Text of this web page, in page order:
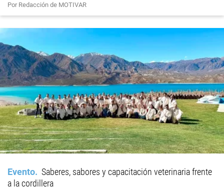
Por Redacción de MOTIVAR
Evento
Saberes, sabores y capacitación veterinaria frente
a la cordillera